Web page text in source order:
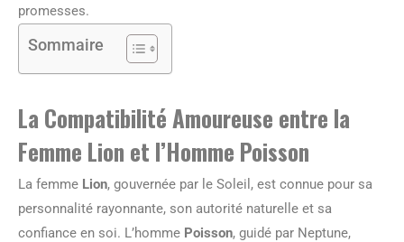
promesses.
Sommaire
La Compatibilité Amoureuse entre la
Femme Lion et l’Homme Poisson
La femme Lion, gouvernée par le Soleil, est connue pour sa
personnalité rayonnante, son autorité naturelle et sa
confiance en soi. L’homme Poisson, guidé par Neptune,